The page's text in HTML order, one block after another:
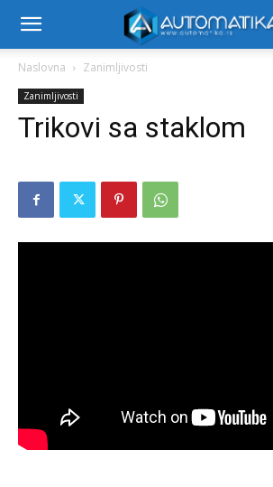
Naslovna Zanimljivosti
Zanimljivosti
Trikovi sa staklom